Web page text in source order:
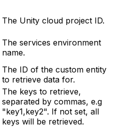
The Unity cloud project ID.
The services environment
name.
The ID of the custom entity
to retrieve data for.
The keys to retrieve,
separated by commas, e.g
"key1,key2". If not set, all
keys will be retrieved.